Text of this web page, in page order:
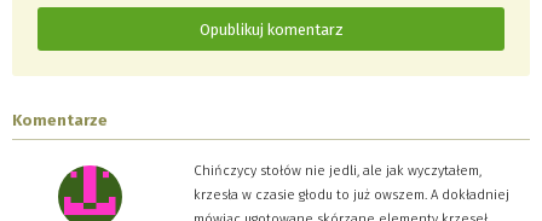
Komentarze
Chińczycy stołów nie jedli, ale jak wyczytałem,
krzesła w czasie głodu to już owszem. A dokładniej